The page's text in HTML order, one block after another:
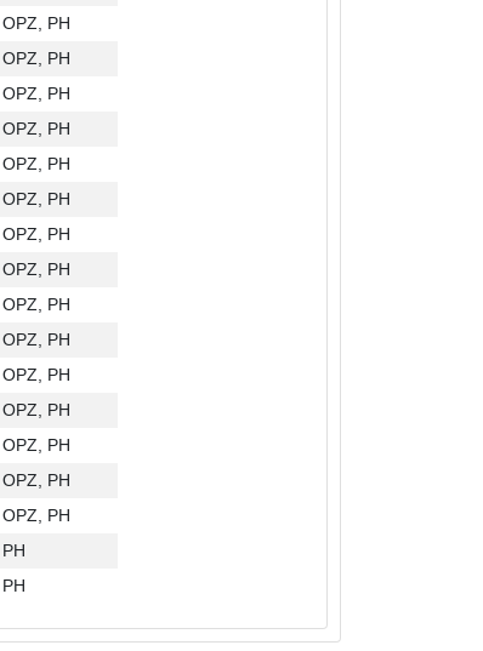
OPZ, PH
OPZ, PH
OPZ, PH
OPZ, PH
OPZ, PH
OPZ, PH
OPZ, PH
OPZ, PH
OPZ, PH
OPZ, PH
OPZ, PH
OPZ, PH
OPZ, PH
OPZ, PH
OPZ, PH
PH
PH